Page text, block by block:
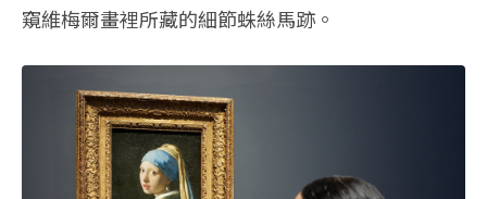
窺維梅爾畫裡所藏的細節蛛絲馬跡。